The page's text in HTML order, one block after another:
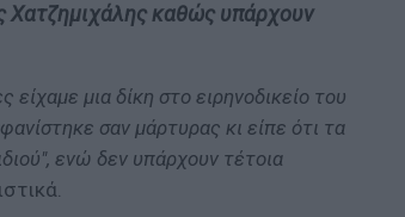
Χατζημιχάλης καθώς υπάρχουν
είχαμε μια δίκη στο ειρηνοδικείο του
σαν μάρτυρας κι είπε ότι τα
ενώ δεν υπάρχουν τέτοια